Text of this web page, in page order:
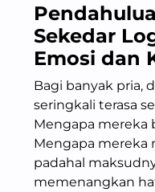
Sekedar
Emosi dan
Bagi banyak pria,
seringkali terasa
Mengapa mereka
Mengapa mereka
padahal
memenangkan